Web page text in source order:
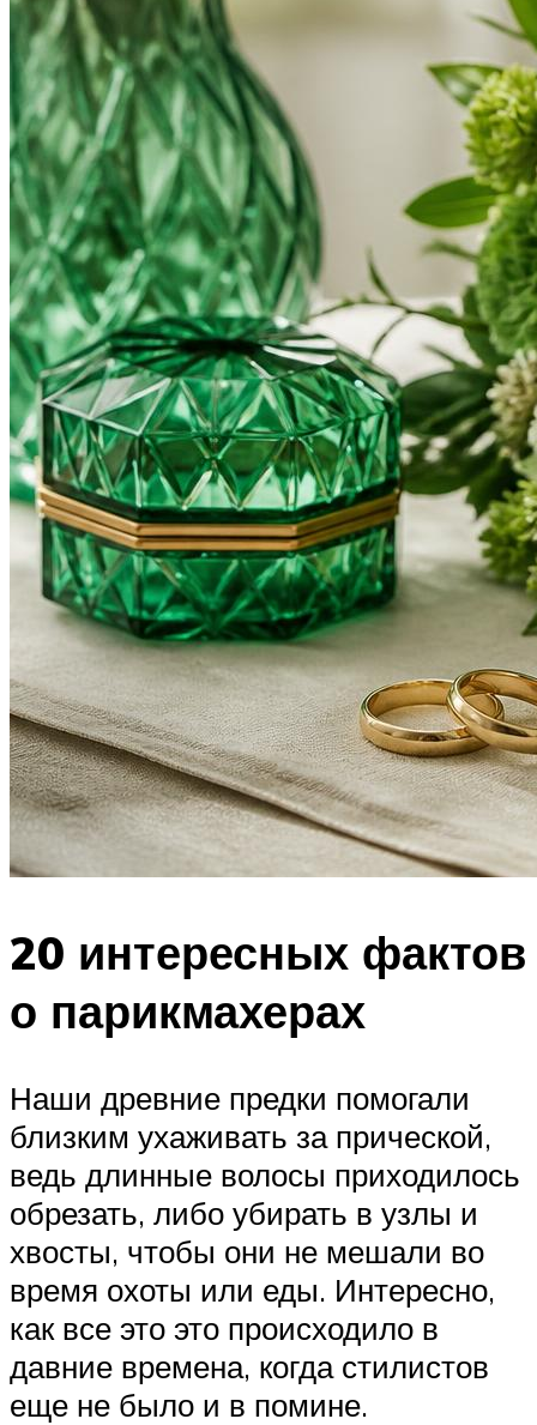
20 интересных фактов
о парикмахерах
Наши древние предки помогали
близким ухаживать за прической,
ведь длинные волосы приходилось
обрезать, либо убирать в узлы и
хвосты, чтобы они не мешали во
время охоты или еды. Интересно,
как все это это происходило в
давние времена, когда стилистов
еще не было и в помине.